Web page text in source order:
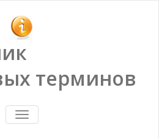
терминов
ПОКАЗАТЬ/
СКРЫТЬ